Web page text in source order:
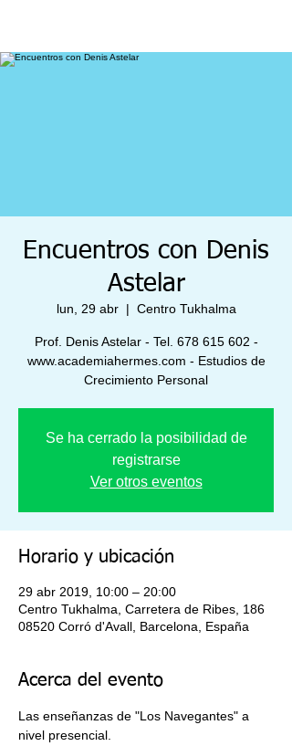
Encuentros con Denis
Astelar
lun, 29 abr
  |
Centro Tukhalma
Prof. Denis Astelar - Tel. 678 615 602 -
www.academiahermes.com - Estudios de
Crecimiento Personal
Se ha cerrado la posibilidad de
registrarse
Ver otros eventos
Horario y ubicación
29 abr 2019, 10:00 – 20:00
Centro Tukhalma, Carretera de Ribes, 186
08520 Corró d'Avall, Barcelona, España
Acerca del evento
Las enseñanzas de "Los Navegantes" a
nivel presencial.